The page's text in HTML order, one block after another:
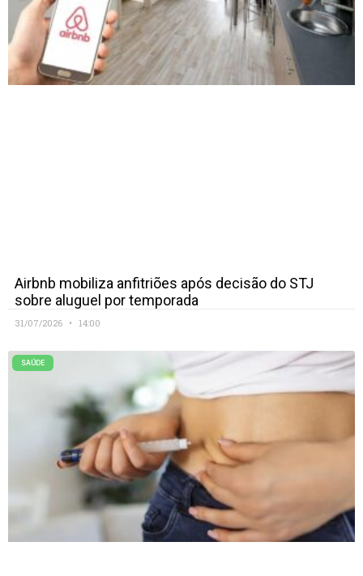
Airbnb mobiliza anfitriões após decisão do STJ
sobre aluguel por temporada
31/07/2026 14:00
SAÚDE